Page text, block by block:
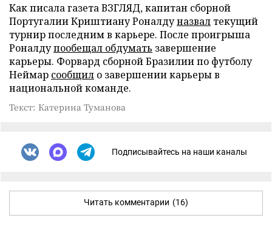
Как писала газета ВЗГЛЯД, капитан сборной
Португалии Криштиану Роналдуназвал текущий
турнир последним в карьере. После проигрыша
Роналдупообещал обдумать завершение
карьеры. Форвард сборной Бразилии по футболу
Неймар сообщил о завершении карьеры в
национальной команде.
Текст: Катерина Туманова
Подписывайтесь на наши каналы
Читать комментарии (16)